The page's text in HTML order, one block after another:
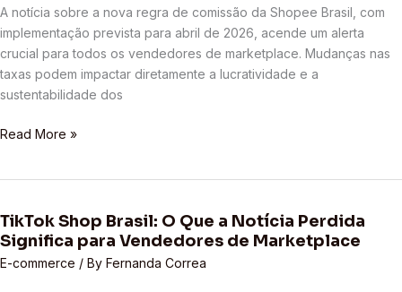
A notícia sobre a nova regra de comissão da Shopee Brasil, com
implementação prevista para abril de 2026, acende um alerta
crucial para todos os vendedores de marketplace. Mudanças nas
taxas podem impactar diretamente a lucratividade e a
sustentabilidade dos
de
Comissão
em
2026
e
Read More »
TikTok Shop Brasil: O Que a Notícia Perdida
Significa para Vendedores de Marketplace
E-commerce / By Fernanda Correa
TikTok
Shop
Brasil: